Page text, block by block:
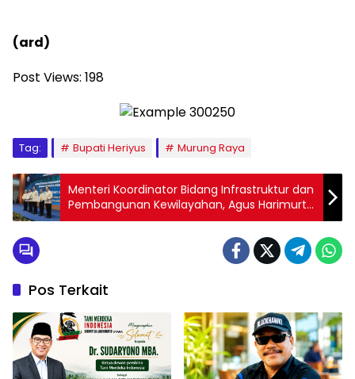
(ard)
Post Views: 198
Tag: Bupati Heriyus Murung Raya
Menteri Koordinator Bidang Infrastruktur dan
Pembangunan Kewilayahan, Agus Harimurti
Yudhoyono (AHY) Resmi Membuka Kick-Off
Meeting Infrastruktur Perlindungan Pesisir
Pantura Jawa Terpadu Di Gedung Mina
Pos Terkait